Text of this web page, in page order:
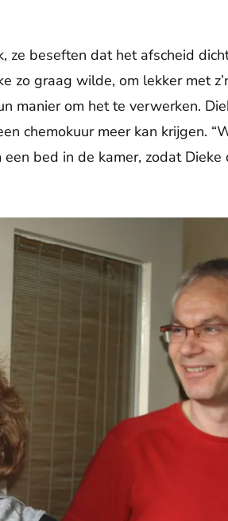
ze beseften dat het afscheid
zo graag wilde, om lekker met
manier om het te verwerken.
chemokuur meer kan krijgen.
bed in de kamer, zodat